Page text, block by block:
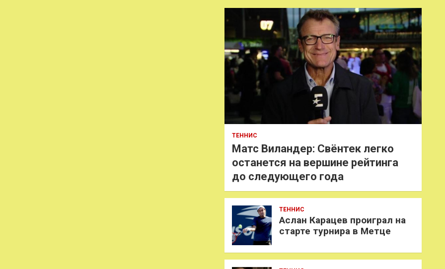
ТЕННИС
Матс Виландер: Свёнтек легко
останется на вершине рейтинга
до следующего года
ТЕННИС
Аслан Карацев проиграл на
старте турнира в Метце